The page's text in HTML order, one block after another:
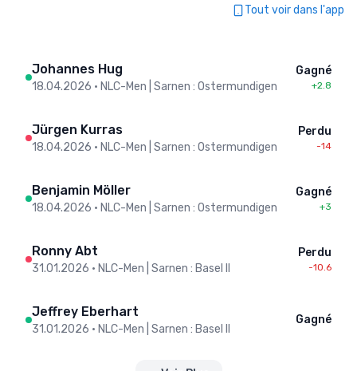
Tout voir dans l'app
Johannes Hug
18.04.2026 • NLC-Men | Sarnen : Ostermundigen
Gagné
+2.8
Jürgen Kurras
18.04.2026 • NLC-Men | Sarnen : Ostermundigen
Perdu
-14
Benjamin Möller
18.04.2026 • NLC-Men | Sarnen : Ostermundigen
Gagné
+3
Ronny Abt
31.01.2026 • NLC-Men | Sarnen : Basel II
Perdu
-10.6
Jeffrey Eberhart
31.01.2026 • NLC-Men | Sarnen : Basel II
Gagné